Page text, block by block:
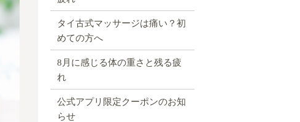
タイ古式マッサージは痛い？初
めての方へ
8月に感じる体の重さと残る疲
れ
公式アプリ限定クーポンのお知
らせ